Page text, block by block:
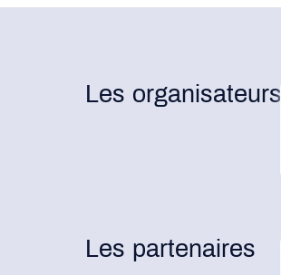
Les organisateurs
Les partenaires